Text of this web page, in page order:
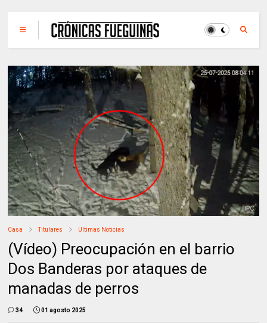
Casa Titulares Ultimas Noticias
(Vídeo) Preocupación en el barrio
Dos Banderas por ataques de
manadas de perros
34 01 agosto 2025